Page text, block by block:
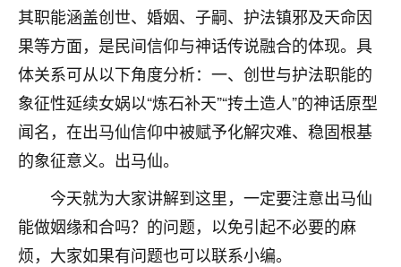
其职能涵盖创世、婚姻、子嗣、护法镇邪及天命因
果等方面，是民间信仰与神话传说融合的体现。具
体关系可从以下角度分析：一、创世与护法职能的
象征性延续女娲以“炼石补天”“抟土造人”的神话原型
闻名，在出马仙信仰中被赋予化解灾难、稳固根基
的象征意义。出马仙。
今天就为大家讲解到这里，一定要注意出马仙
能做姻缘和合吗？的问题，以免引起不必要的麻
烦，大家如果有问题也可以联系小编。
七零老顽童 ：我母亲前年离世，刚开始我经常
做梦梦见她，后来也是朋友介绍，找到慧来老
师，安排了超度法事，做梦再也没有梦到过
了，一开始是半信半疑的，图个心安，给亡母
超度，现在看来，人不信也不行。
2天前 来自云南 11
老师收徒吗？？我对这些很感兴趣
2天前 来自山西 15